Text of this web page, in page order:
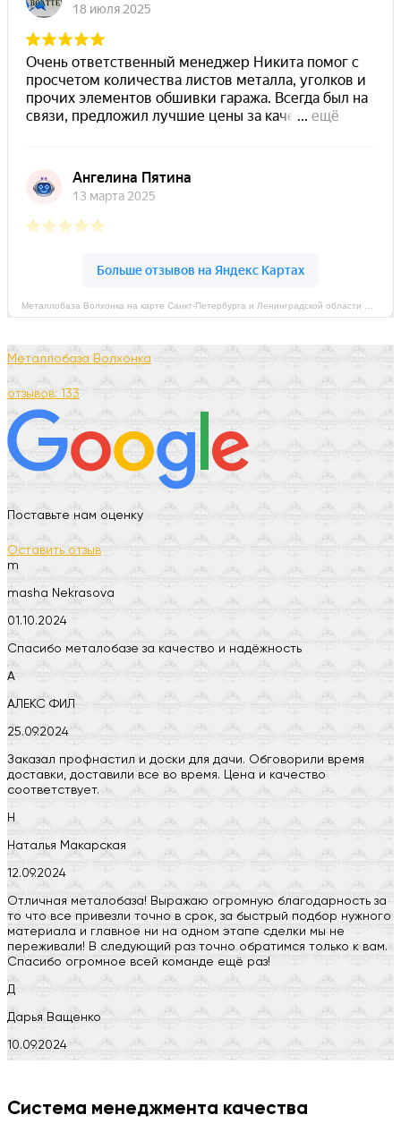
Металлобаза Волхонка
отзывов: 133
Поставьте нам оценку
Оставить отзыв
m
masha Nekrasova
01.10.2024
Спасибо металобазе за качество и надёжность
А
АЛЕКС ФИЛ
25.09.2024
Заказал профнастил и доски для дачи. Обговорили время
доставки, доставили все во время. Цена и качество
соответствует.
Н
Наталья Макарская
12.09.2024
Отличная металобаза! Выражаю огромную благодарность за
то что все привезли точно в срок, за быстрый подбор нужного
материала и главное ни на одном этапе сделки мы не
переживали! В следующий раз точно обратимся только к вам.
Спасибо огромное всей команде ещё раз!
Д
Дарья Ващенко
10.09.2024
H
Система менеджмента качества